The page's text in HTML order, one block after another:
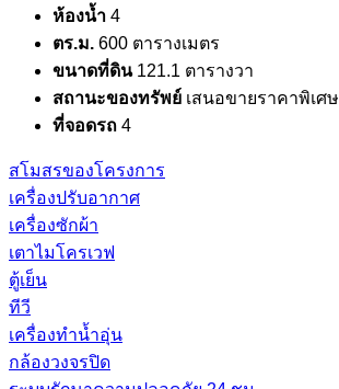
ห้องน้ำ 4
ตร.ม. 600 ตารางเมตร
ขนาดที่ดิน 121.1 ตารางวา
สถานะของทรัพย์ เสนอขายราคาพิเศษ
ที่จอดรถ 4
สโมสรของโครงการ
เครื่องปรับอากาศ
เครื่องซักผ้า
เตาไมโครเวฟ
ตู้เย็น
ทีวี
เครื่องทำน้ำอุ่น
กล้องวงจรปิด